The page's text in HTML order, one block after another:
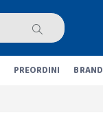
PREORDINI BRAND